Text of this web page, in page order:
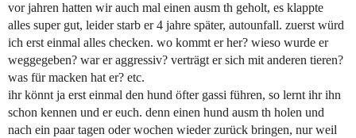
vor jahren hatten wir auch mal einen ausm th geholt, es klappte
alles super gut, leider starb er 4 jahre später, autounfall. zuerst würd
ich erst einmal alles checken. wo kommt er her? wieso wurde er
weggegeben? war er aggressiv? verträgt er sich mit anderen tieren?
was für macken hat er? etc.
ihr könnt ja erst einmal den hund öfter gassi führen, so lernt ihr ihn
schon kennen und er euch. denn einen hund ausm th holen und
nach ein paar tagen oder wochen wieder zurück bringen, nur weil